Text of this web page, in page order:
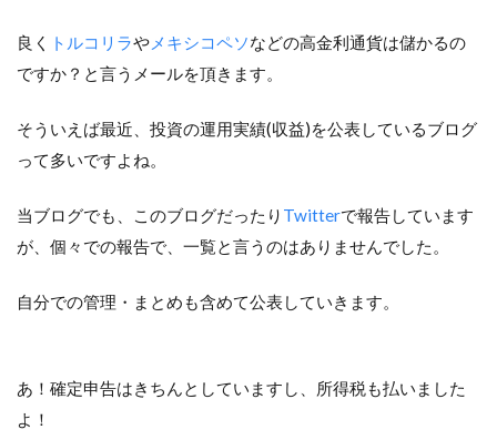
良く トルコリラや メキシコペソなどの高金利通貨は儲かるの
ですか？と言うメールを頂きます。
そういえば最近、投資の運用実績(収益)を公表しているブログ
って多いですよね。
当ブログでも、このブログだったり Twitterで報告しています
が、個々での報告で、一覧と言うのはありませんでした。
自分での管理・まとめも含めて公表していきます。
あ！確定申告はきちんとしていますし、所得税も払いました
よ！